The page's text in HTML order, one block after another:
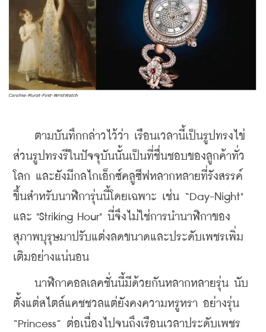
ตามบันทึกกล่าวไว้ว่า เรือนเวลานี้เป็นรูปทรงไข่
ส่วนรูปทรงรีในปัจจุบันนั้นเป็นที่ชื่นชอบของลูกค้าทั่ว
โลก และยังมีกลไกเอ็กซ์คลูซีฟหลากหลายที่รังสรรค์
ขึ้นสำหรับนาฬิการุ่นนี้โดยเฉพาะ เช่น “Day-Night"
และ "Striking Hour" นี่จึงไม่ใช่การนำนาฬิกาของ
สุภาพบุรุษมาปรับแต่งลดขนาดและประดับเพชรเพิ่ม
เติมอย่างแน่นอน
นาฬิกาคอลเลคชั่นนี้มีด้วยกันหลากหลายรุ่น นับ
ตั้งแต่สไตล์แคชชวลแต่ยังคงความหรูหรา อย่างรุ่น
“Princess” ต่อเนื่องไปจนถึงเรือนเวลาประดับเพชร